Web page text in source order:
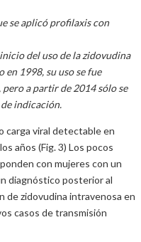
se aplicó profilaxis con
del uso de la zidovudina
1998, su uso se fue
a partir de 2014 sólo se
indicación.
carga viral detectable en
años (Fig. 3) Los pocos
con mujeres con un
diagnóstico posterior al
de zidovudina intravenosa en
casos de transmisión